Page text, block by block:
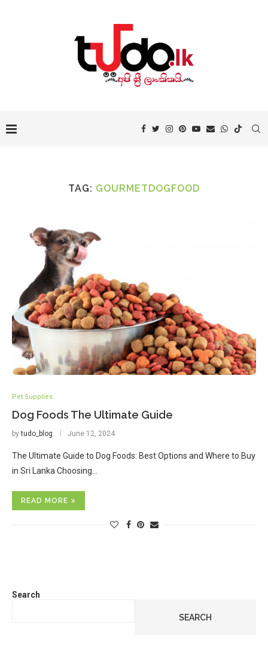
TAG: GOURMETDOGFOOD
Pet Supplies
Dog Foods The Ultimate Guide
bytudo_blog June 12, 2024
The Ultimate Guide to Dog Foods: Best Options and Where to Buy
in Sri Lanka Choosing…
READ MORE
Search
SEARCH